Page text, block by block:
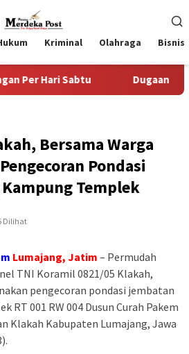
Kriminal Olahraga Bisnis
Dugaan Pungli SKAB di
Bersama Warga
Pondasi
Templek
Dilihat
Lumajang, Jatim – Permudah
TNI Koramil 0821/05 Klakah,
pengecoran pondasi jembatan
RT 001 RW 004 Dusun Curah Pakem
Klakah Kabupaten Lumajang, Jawa